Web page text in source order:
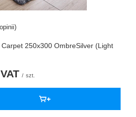
250x300 OmbreSilver (Light
/ szt.